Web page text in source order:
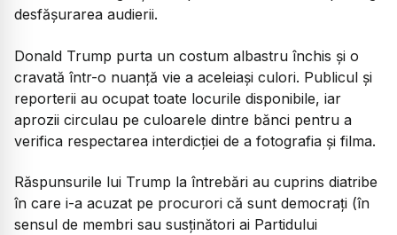
desfăşurarea audierii.
Donald Trump purta un costum albastru închis şi o
cravată într-o nuanţă vie a aceleiaşi culori. Publicul şi
reporterii au ocupat toate locurile disponibile, iar
aprozii circulau pe culoarele dintre bănci pentru a
verifica respectarea interdicţiei de a fotografia şi filma.
Răspunsurile lui Trump la întrebări au cuprins diatribe
în care i-a acuzat pe procurori că sunt democraţi (în
sensul de membri sau susţinători ai Partidului